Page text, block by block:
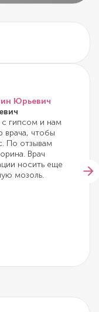
Юрьевич
с гипсом и нам
врача, чтобы
По отзывам
Врач
носить еще
мозоль.